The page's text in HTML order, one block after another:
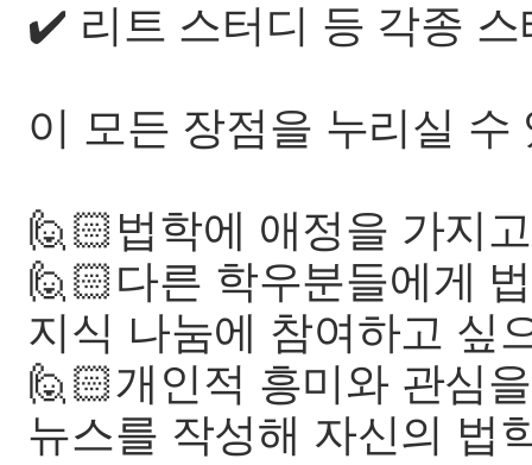
✔️ 리트 스터디 등 각종 스
이 모든 장점을 누리실 수
🙋🏻법학에 애정을 가지
🙋🏻다른 학우분들에게
지식 나눔에 참여하고 싶
🙋🏻개인적 흥미와 관심
뉴스를 작성해 자신의 법